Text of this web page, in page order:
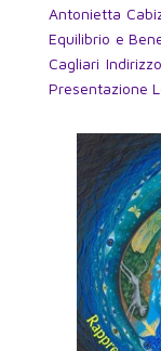
Antonietta
Equilibrio e
Cagliari
Presentazione